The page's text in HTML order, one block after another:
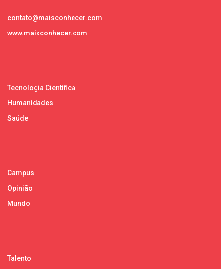
contato@maisconhecer.com
www.maisconhecer.com
Tecnologia Científica
Humanidades
Saúde
Campus
Opinião
Mundo
Talento